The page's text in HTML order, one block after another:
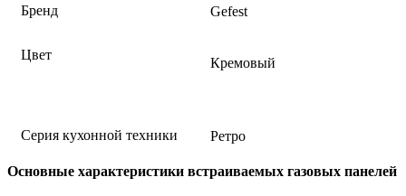
Бренд Gefest
Цвет
Кремовый
Серия кухонной техники Ретро
Основные характеристики встраиваемых газовых панелей